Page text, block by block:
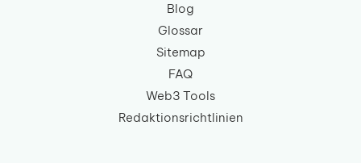
Blog
Glossar
Sitemap
FAQ
Web3 Tools
Redaktionsrichtlinien